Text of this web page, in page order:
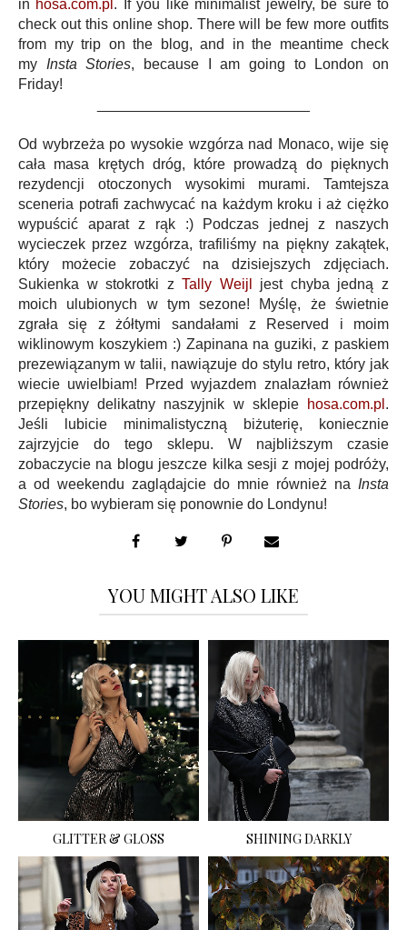
in hosa.com.pl . If you like minimalist jewelry, be sure to
check out this online shop. There will be few more outfits
from my trip on the blog, and in the meantime check
my Insta Stories, because I am going to London on
Friday!
Od wybrzeża po wysokie wzgórza nad Monaco, wije się
cała masa krętych dróg, które prowadzą do pięknych
rezydencji otoczonych wysokimi murami. Tamtejsza
sceneria potrafi zachwycać na każdym kroku i aż ciężko
wypuścić aparat z rąk :) Podczas jednej z naszych
wycieczek przez wzgórza, trafiliśmy na piękny zakątek,
który możecie zobaczyć na dzisiejszych zdjęciach.
Sukienka w stokrotki zTally Weijl
jest chyba jedną z
moich ulubionych w tym sezone! Myślę, że świetnie
zgrała się z żółtymi sandałami z Reserved i moim
wiklinowym koszykiem :) Zapinana na guziki, z paskiem
prezewiązanym w talii, nawiązuje do stylu retro, który jak
wiecie uwielbiam! Przed wyjazdem znalazłam również
przepiękny delikatny naszyjnik w sklepie
hosa.com.pl .
Jeśli lubicie minimalistyczną biżuterię, koniecznie
zajrzyjcie do tego sklepu. W najbliższym czasie
zobaczycie na blogu jeszcze kilka sesji z mojej podróży,
a od weekendu zaglądajcie do mnie również na Insta
Stories, bo wybieram się ponownie do Londynu!
YOU MIGHT ALSO LIKE
GLITTER & GLOSS SHINING DARKLY